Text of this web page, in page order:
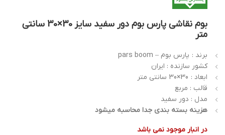
بوم نقاشی پارس بوم دور سفید سایز 30×30 سانتی
متر
برند : پارس بوم – pars boom
کشور سازنده : ایران
ابعاد : 30×30 سانتی متر
قالب : مربع
مدل : دور سفید
هزینه بسته بندی جدا محاسبه میشود
در انبار موجود نمی باشد